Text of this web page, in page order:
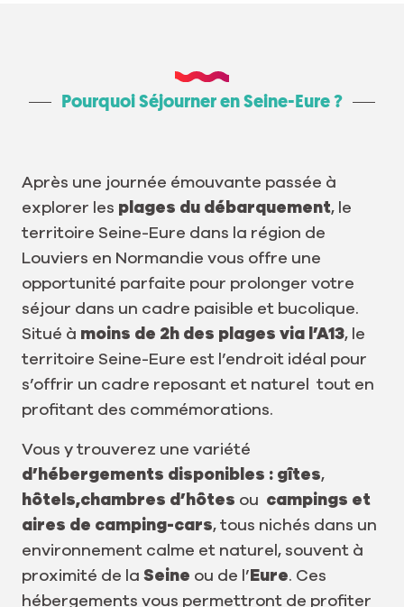
Pourquoi Séjourner en Seine-Eure ?
Après une journée émouvante passée à
explorer les plages du débarquement, le
territoire Seine-Eure dans la région de
Louviers en Normandie vous offre une
opportunité parfaite pour prolonger votre
séjour dans un cadre paisible et bucolique.
Situé à moins de 2h des plages via l’A13, le
territoire Seine-Eure est l’endroit idéal pour
s’offrir un cadre reposant et naturel tout en
profitant des commémorations.
Vous y trouverez une variété
d’hébergements disponibles : gîtes,
hôtels,chambres d’hôtes ou campings et
aires de camping-cars, tous nichés dans un
environnement calme et naturel, souvent à
proximité de la Seine ou de l’ Eure. Ces
hébergements vous permettront de profiter